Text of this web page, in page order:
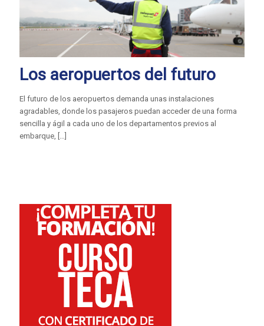
Los aeropuertos del futuro
El futuro de los aeropuertos demanda unas instalaciones
agradables, donde los pasajeros puedan acceder de una forma
sencilla y ágil a cada uno de los departamentos previos al
embarque, […]